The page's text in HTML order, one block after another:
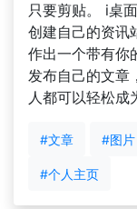
只要剪贴。 i桌
创建自己的资讯
作出一个带有你
发布自己的文章
人都可以轻松成
#文章 #图片
#个人主页